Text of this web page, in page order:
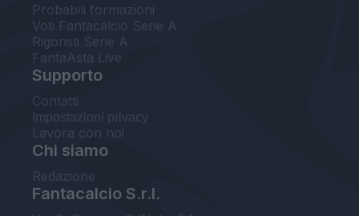
Probabili formazioni
Voti Fantacalcio Serie A
Rigoristi Serie A
FantaAsta Live
Supporto
Contatti
Impostazioni privacy
Lavora con noi
Chi siamo
Redazione
Fantacalcio S.r.l.